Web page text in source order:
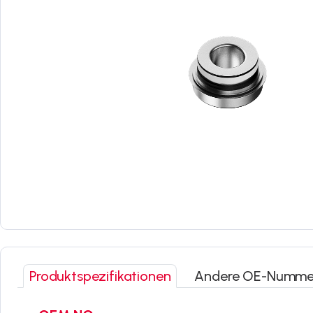
Produktspezifikationen Andere OE-